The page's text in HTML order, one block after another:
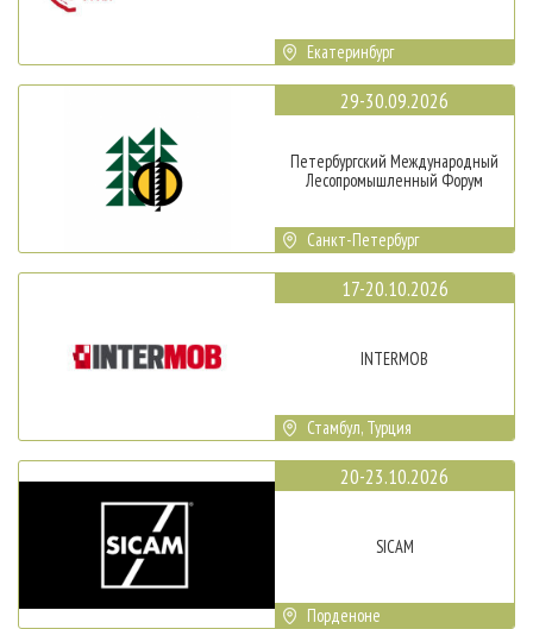
Екатеринбург
29-30.09.2026
Петербургский Международный
Лесопромышленный Форум
Санкт-Петербург
17-20.10.2026
INTERMOB
Стамбул, Турция
20-23.10.2026
SICAM
Порденоне